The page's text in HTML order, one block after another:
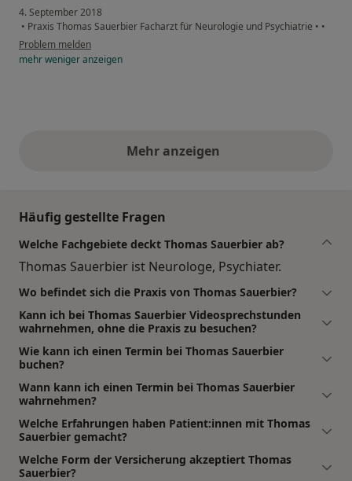
4. September 2018
• Praxis Thomas Sauerbier Facharzt für Neurologie und Psychiatrie • •
Problem melden
mehrwenigeranzeigen
Mehr anzeigenobige Stellungnahmen
Häufig gestellte Fragen
Welche Fachgebiete deckt Thomas Sauerbier ab?
Thomas Sauerbier ist Neurologe, Psychiater.
Wo befindet sich die Praxis von Thomas Sauerbier?
Kann ich bei Thomas Sauerbier Videosprechstunden
wahrnehmen, ohne die Praxis zu besuchen?
Wie kann ich einen Termin bei Thomas Sauerbier
buchen?
Wann kann ich einen Termin bei Thomas Sauerbier
wahrnehmen?
Welche Erfahrungen haben Patient:innen mit Thomas
Sauerbier gemacht?
Welche Form der Versicherung akzeptiert Thomas
Sauerbier?